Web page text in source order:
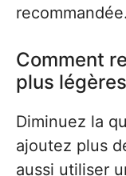
recommandée.
Comment
plus
Diminuez la
ajoutez plus
aussi utiliser